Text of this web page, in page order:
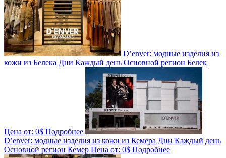
D’enver: модные изделия из
кожи из Белека Дни Каждый день Основной регион Белек
Цена от: 0$ Подробнее
D’enver: модные изделия из кожи из Кемера Дни Каждый день
Основной регион Кемер Цена от: 0$ Подробнее